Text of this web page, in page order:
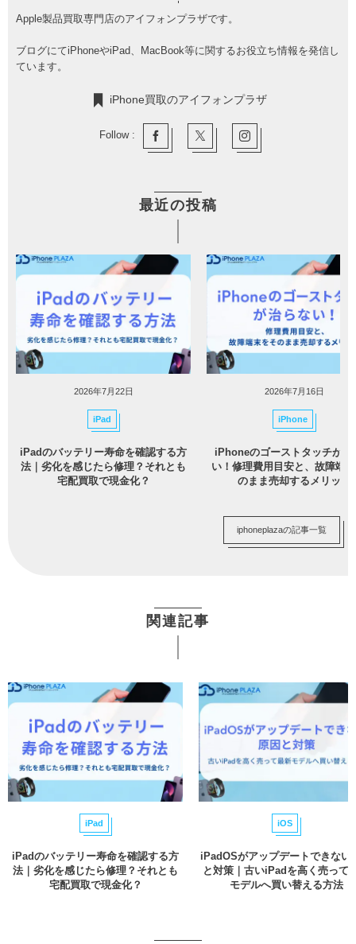
Apple製品買取専門店のアイフォンプラザです。
ブログにてiPhoneやiPad、MacBook等に関するお役立ち情報を発信し
ています。
iPhone買取のアイフォンプラザ
Follow :
最近の投稿
2026年7月22日
iPad
iPadのバッテリー寿命を確認する方
法｜劣化を感じたら修理？それとも
宅配買取で現金化？
2026年7月16日
iPhone
iPhoneのゴーストタッチが治
い！修理費用目安と、故障端
のまま売却するメリット
iphoneplazaの記事一覧
関連記事
iPad
iPadのバッテリー寿命を確認する方
法｜劣化を感じたら修理？それとも
宅配買取で現金化？
iOS
iPadOSがアップデートできない
と対策｜古いiPadを高く売って
モデルへ買い替える方法